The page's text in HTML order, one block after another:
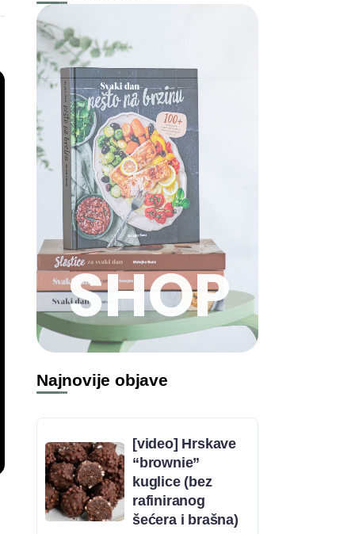
SHOP
Najnovije objave
[video] Hrskave
“brownie”
kuglice (bez
rafiniranog
šećera i brašna)